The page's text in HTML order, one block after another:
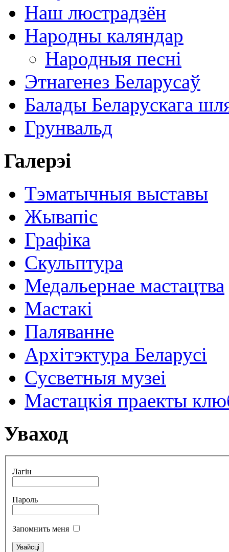
Наш люстрадзён
Народны каляндар
Народныя песні
Этнагенез Беларусаў
Балады Беларускага
Грунвальд
Галерэі
Тэматычныя выставы
Жывапіс
Графіка
Скульптура
Медальернае мастацтва
Мастакі
Паляванне
Архітэктура Беларусі
Сусветныя музеі
Мастацкія праекты
Уваход
Лагін
Пароль
Запомнить меня